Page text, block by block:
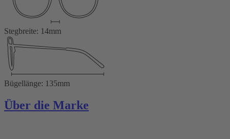
Stegbreite: 14mm
Bügellänge: 135mm
Über die Marke